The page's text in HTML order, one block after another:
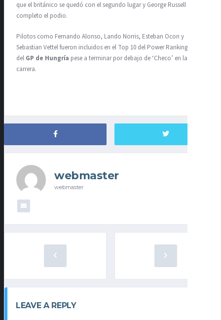
que el británico se quedó con el segundo lugar y George Russell
completo el podio.
Pilotos como Fernando Alonso, Lando Norris, Esteban Ocon y
Sebastian Vettel fueron incluidos en el Top 10 del Power Rankings
del GP de Hungría pese a terminar por debajo de ‘Checo’ en la
carrera.
webmaster
webmaster
LEAVE A REPLY